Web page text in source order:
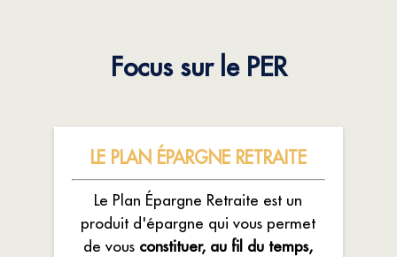
Focus sur le PER
LE PLAN ÉPARGNE RETRAITE
Le Plan Épargne Retraite est un
produit d'épargne qui vous permet
de vous constituer, au fil du temps,